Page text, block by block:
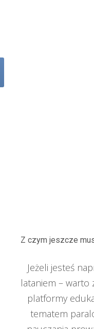
Z czym jeszcze
Jeżeli jesteś
lataniem – warto
platformy
tematem